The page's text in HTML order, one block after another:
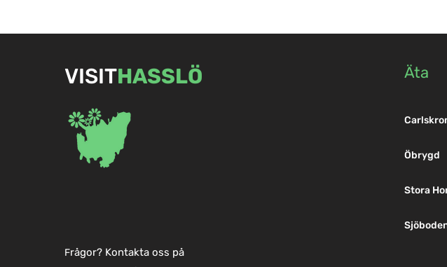
Skapa vardagslyx med en
VISITHASSLÖ
Frågor? Kontakta oss på
Äta
Öbrygd
Stora